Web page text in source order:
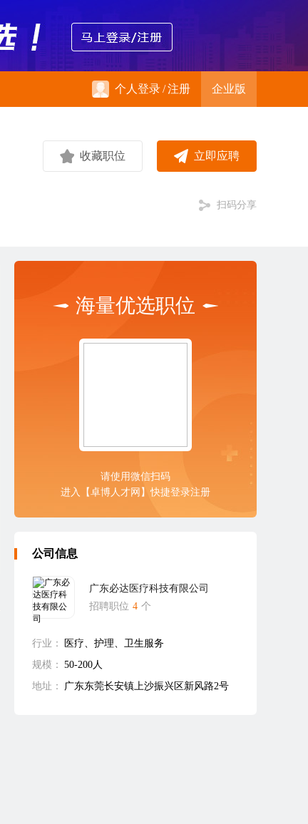
个人登录/注册 企业版
收藏职位 立即应聘
扫码分享
海量优选职位
请使用微信扫码
进入【卓博人才网】快捷登录注册
公司信息
广东必达医疗科技有限公司
招聘职位 4 个
行业：
医疗、护理、卫生服务
规模： 50-200人
地址：
广东东莞长安镇上沙振兴区新风路2号